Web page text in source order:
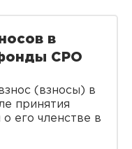
в
СРО
(взносы) в
принятия
его членстве в